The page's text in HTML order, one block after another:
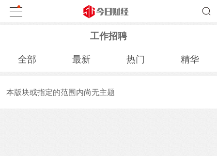
工作招聘
全部 最新 热门 精华
本版块或指定的范围内尚无主题